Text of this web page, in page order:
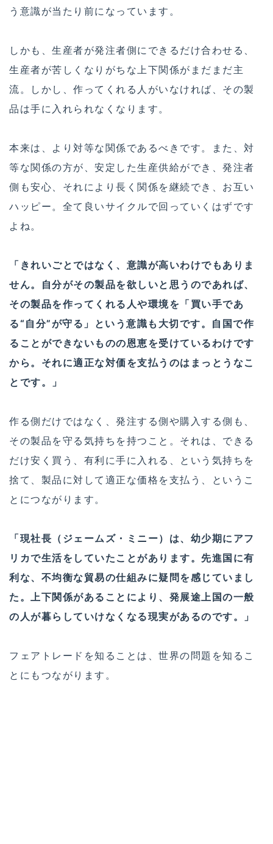
う意識が当たり前になっています。
しかも、生産者が発注者側にできるだけ合わせる、
生産者が苦しくなりがちな上下関係がまだまだ主
流。しかし、作ってくれる人がいなければ、その製
品は手に入れられなくなります。
本来は、より対等な関係であるべきです。また、対
等な関係の方が、安定した生産供給ができ、発注者
側も安心、それにより長く関係を継続でき、お互い
ハッピー。全て良いサイクルで回っていくはずです
よね。
「きれいごとではなく、意識が高いわけでもありま
せん。自分がその製品を欲しいと思うのであれば、
その製品を作ってくれる人や環境を「買い手であ
る“自分”が守る」という意識も大切です。自国で作
ることができないものの恩恵を受けているわけです
から。それに適正な対価を支払うのはまっとうなこ
とです。」
作る側だけではなく、発注する側や購入する側も、
その製品を守る気持ちを持つこと。それは、できる
だけ安く買う、有利に手に入れる、という気持ちを
捨て、製品に対して適正な価格を支払う、というこ
とにつながります。
「現社長（ジェームズ・ミニー）は、幼少期にアフ
リカで生活をしていたことがあります。先進国に有
利な、不均衡な貿易の仕組みに疑問を感じていまし
た。上下関係があることにより、発展途上国の一般
の人が暮らしていけなくなる現実があるのです。」
フェアトレードを知ることは、世界の問題を知るこ
とにもつながります。